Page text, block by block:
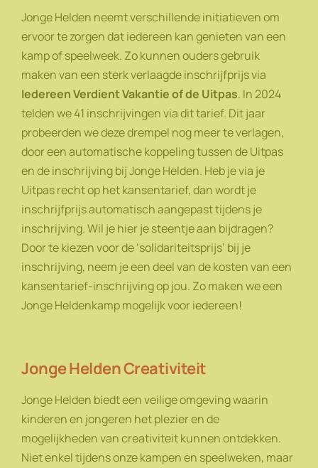
Jonge Helden neemt verschillende initiatieven om
ervoor te zorgen dat iedereen kan genieten van een
kamp of speelweek. Zo kunnen ouders gebruik
maken van een sterk verlaagde inschrijfprijs via
Iedereen Verdient Vakantie of de Uitpas. In 2024
telden we 41 inschrijvingen via dit tarief. Dit jaar
probeerden we deze drempel nog meer te verlagen,
door een automatische koppeling tussen de Uitpas
en de inschrijving bij Jonge Helden. Heb je via je
Uitpas recht op het kansentarief, dan wordt je
inschrijfprijs automatisch aangepast tijdens je
inschrijving. Wil je hier je steentje aan bijdragen?
Door te kiezen voor de ‘solidariteitsprijs’ bij je
inschrijving, neem je een deel van de kosten van een
kansentarief-inschrijving op jou. Zo maken we een
Jonge Heldenkamp mogelijk voor iedereen!
Jonge Helden Creativiteit
Jonge Helden biedt een veilige omgeving waarin
kinderen en jongeren het plezier en de
mogelijkheden van creativiteit kunnen ontdekken.
Niet enkel tijdens onze kampen en speelweken, maar